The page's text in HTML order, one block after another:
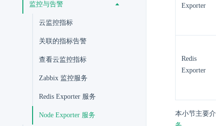
监控与告警
云监控指标
关联的指标告警
查看云监控指标
Zabbix 监控服务
Redis Exporter 服务
Node Exporter 服务
Exporter
Redis
Exporter
本小节主要